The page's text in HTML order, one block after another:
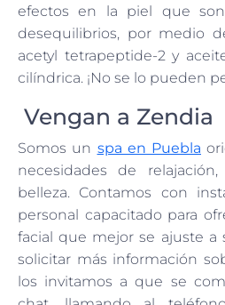
efectos en la piel que
desequilibrios, por medio
acetyl tetrapeptide-2 y
cilíndrica. ¡No se lo pueden
Vengan a Zendia
Somos un spa en Puebla
necesidades de
belleza. Contamos con
personal capacitado para
facial que mejor se ajuste a
solicitar más información
los invitamos a que se